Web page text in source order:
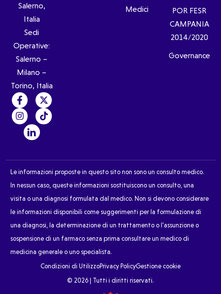
Salerno,
Italia
Sedi
Operative:
Salerno –
Milano –
Torino, Italia
Medici
POR FESR
CAMPANIA
2014/2020
Governance
Le informazioni proposte in questo sito non sono un consulto medico.
In nessun caso, queste informazioni sostituiscono un consulto, una
visita o una diagnosi formulata dal medico. Non si devono considerare
le informazioni disponibili come suggerimenti per la formulazione di
una diagnosi, la determinazione di un trattamento o l’assunzione o
sospensione di un farmaco senza prima consultare un medico di
medicina generale o uno specialista.
Condizioni di UtilizzoPrivacy PolicyGestione cookie
© 2026 | Tutti i diritti riservati.